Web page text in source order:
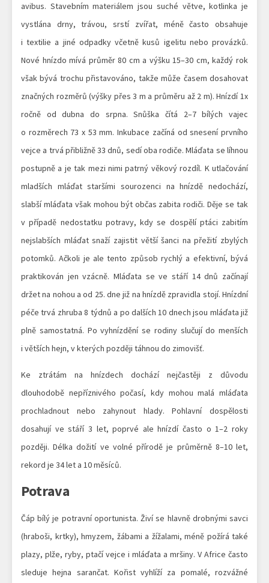
avibus. Stavebním materiálem jsou suché větve, kotlinka je
vystlána drny, trávou, srstí zvířat, méně často obsahuje
i textilie a jiné odpadky včetně kusů igelitu nebo provázků.
Nové hnízdo mívá průměr 80 cm a výšku 15–30 cm, každý rok
však bývá trochu přistavováno, takže může časem dosahovat
značných rozměrů (výšky přes 3 m a průměru až 2 m). Hnízdí 1x
ročně od dubna do srpna. Snůška čítá 2–7 bílých vajec
o rozměrech 73 x 53 mm. Inkubace začíná od snesení prvního
vejce a trvá přibližně 33 dnů, sedí oba rodiče. Mláďata se líhnou
postupně a je tak mezi nimi patrný věkový rozdíl. K utlačování
mladších mláďat staršími sourozenci na hnízdě nedochází,
slabší mláďata však mohou být občas zabita rodiči. Děje se tak
v případě nedostatku potravy, kdy se dospělí ptáci zabitím
nejslabších mláďat snaží zajistit větší šanci na přežití zbylých
potomků. Ačkoli je ale tento způsob rychlý a efektivní, bývá
praktikován jen vzácně. Mláďata se ve stáří 14 dnů začínají
držet na nohou a od 25. dne již na hnízdě zpravidla stojí. Hnízdní
péče trvá zhruba 8 týdnů a po dalších 10 dnech jsou mláďata již
plně samostatná. Po vyhnízdění se rodiny slučují do menších
i větších hejn, v kterých později táhnou do zimovišť.
Ke ztrátám na hnízdech dochází nejčastěji z důvodu
dlouhodobě nepříznivého počasí, kdy mohou malá mláďata
prochladnout nebo zahynout hlady. Pohlavní dospělosti
dosahují ve stáří 3 let, poprvé ale hnízdí často o 1–2 roky
později. Délka dožití ve volné přírodě je průměrně 8–10 let,
rekord je 34 let a 10 měsíců.
Potrava
Čáp bílý je potravní oportunista. Živí se hlavně drobnými savci
(hraboši, krtky), hmyzem, žábami a žížalami, méně požírá také
plazy, plže, ryby, ptačí vejce i mláďata a mršiny. V Africe často
sleduje hejna sarančat. Kořist vyhlíží za pomalé, rozvážné